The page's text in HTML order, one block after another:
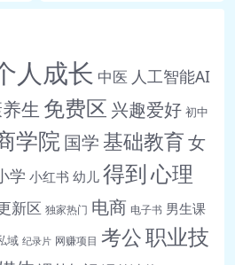
人成长 中医 人工智能AI
生 免费区 兴趣爱好 初中
学院国学 基础教育女
学 小红书 幼儿 得到心理
新区 独家热门 电商 电子书 男生课
域 纪录片 网赚项目 考公职业技